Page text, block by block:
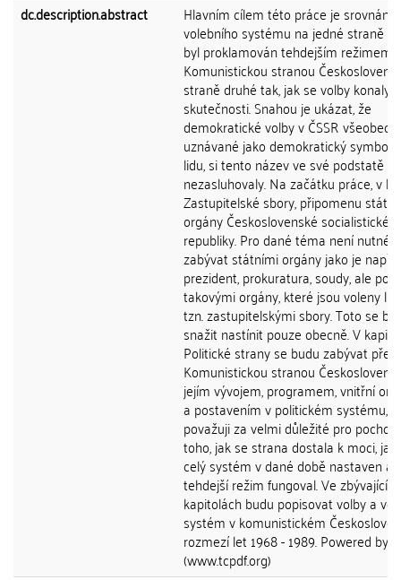
dc.description.abstract
Hlavním cílem této práce je srovnání
volebního systému na jedné straně
byl proklamován tehdejším režimem,
Komunistickou stranou
straně druhé tak, jak se volby konaly
skutečnosti. Snahou je ukázat, že
demokratické volby v ČSSR
uznávané jako demokratický symbol
lidu, si tento název ve své podstatě
nezasluhovaly. Na začátku práce, v
Zastupitelské sbory, připomenu státní
orgány Československé socialistické
republiky. Pro dané téma není nutné
zabývat státními orgány jako je např.
prezident, prokuratura, soudy, ale
takovými orgány, které jsou voleny
tzn. zastupitelskými sbory. Toto se
snažit nastínit pouze obecně. V
Politické strany se budu zabývat
Komunistickou stranou
jejím vývojem, programem, vnitřní
a postavením v politickém systému,
považuji za velmi důležité pro
toho, jak se strana dostala k moci, jak
celý systém v dané době nastaven a
tehdejší režim fungoval. Ve zbývajících
kapitolách budu popisovat volby a
systém v komunistickém
rozmezí let 1968 - 1989. Powered by
(www.tcpdf.org)